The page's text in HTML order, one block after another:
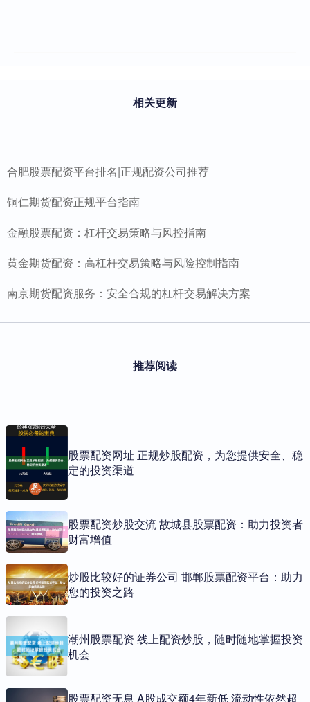
相关更新
合肥股票配资平台排名|正规配资公司推荐
铜仁期货配资正规平台指南
金融股票配资：杠杆交易策略与风控指南
黄金期货配资：高杠杆交易策略与风险控制指南
南京期货配资服务：安全合规的杠杆交易解决方案
推荐阅读
股票配资网址 正规炒股配资，为您提供安全、稳
定的投资渠道
股票配资炒股交流 故城县股票配资：助力投资者
财富增值
炒股比较好的证券公司 邯郸股票配资平台：助力
您的投资之路
潮州股票配资 线上配资炒股，随时随地掌握投资
机会
股票配资无息 A股成交额4年新低 流动性依然超